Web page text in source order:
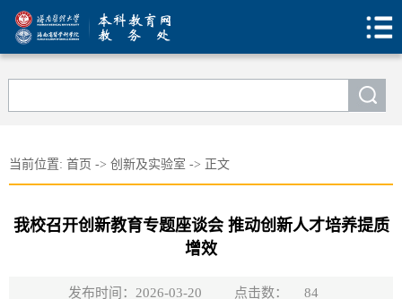
当前位置: 首页 -> 创新及实验室 -> 正文
我校召开创新教育专题座谈会 推动创新人才培养提质
增效
发布时间：2026-03-20 点击数： 84